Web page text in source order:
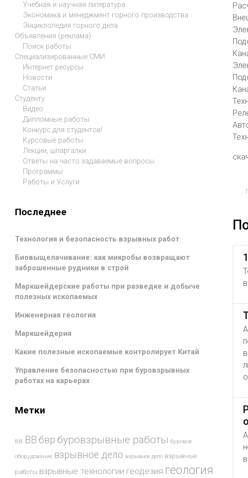
Учебная и научная литература
Экономика и менеджмент горного производства
Энциклопедия горного дела
Объявления (реклама)
Поиск работы
Специализированные СМИ
Интернет ресурсы
Новости
Статьи
Студенту
Видео
Дипломные работы
Конкурс для студентов!
Курсовые работы
Лекции, шпаргалки
Ответы на часто задаваемые вопросы
Программы
Работы и Услуги
Последнее
Технология и безопасность взрывных работ
Биовыщелачивание: как микробы возвращают
заброшенные рудники в строй
Маркшейдерские работы при разведке и добыче
полезных ископаемых
Инженерная геология
Маркшейдерия
Какие полезные ископаемые контролирует Китай
Управление безопасностью при буровзрывных
работах на карьерах
Метки
ВВ ВВ бвр буровзрывные работы буровое
оборудование взрывное дело взрывное дело взрывные
работы взрывные технологии геодезия геология